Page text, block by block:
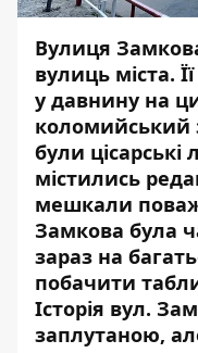
Вулиця
вулиць міста.
у давнину на
коломийський
були цісарські
містились
мешкали
Замкова була
зараз на
побачити
Історія вул.
заплутаною,